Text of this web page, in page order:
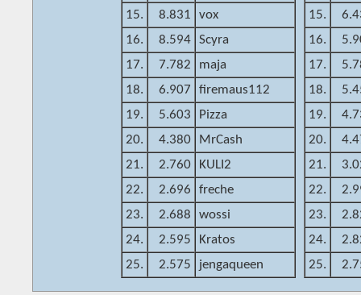
15.
8.831
vox
16.
8.594 Scyra
17.
7.782
maja
18.
6.907
firemaus112
19.
5.603
Pizza
20.
4.380
MrCash
21.
2.760
KULI2
22.
2.696
freche
23.
2.688
wossi
24.
2.595
Kratos
25.
2.575 jengaqueen
15.
16.
17.
18.
19.
20.
21.
22.
23.
24.
25.